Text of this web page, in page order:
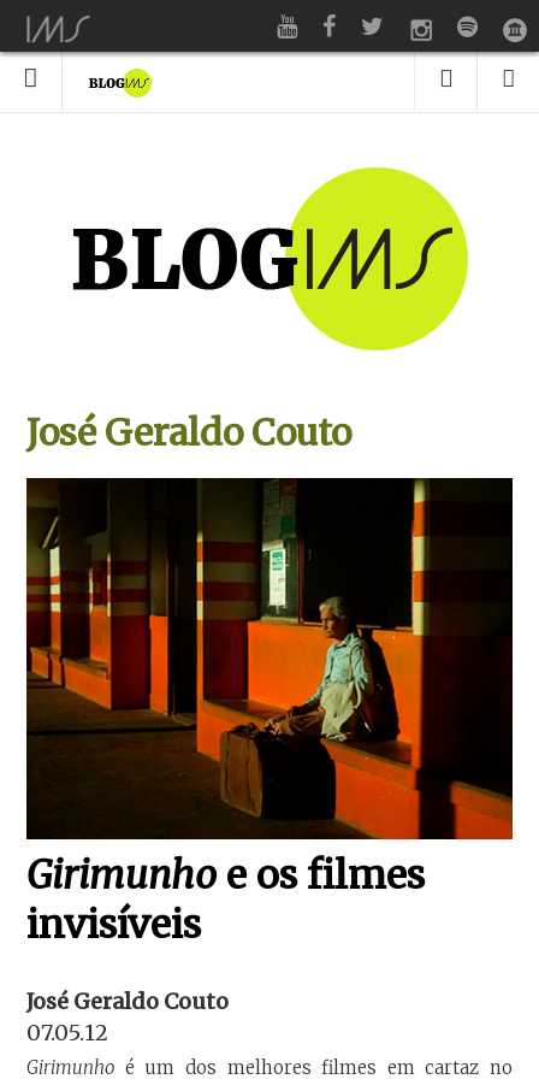
José Geraldo Couto
Girimunhoe os filmes
invisíveis
José Geraldo Couto
07.05.12
Girimunho é um dos melhores filmes em cartaz no